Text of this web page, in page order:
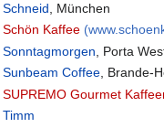
Schneid , München
Schön Kaffee
Sonntagmorgen , Porta
Sunbeam Coffee, Brande-
SUPREMO Gourmet
Timm